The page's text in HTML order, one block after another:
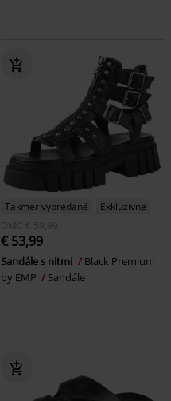
Takmer vypredané
Exkluzívne
OMC € 59,99
€ 53,99
Sandále s nitmi
Black Premium
by EMP
Sandále